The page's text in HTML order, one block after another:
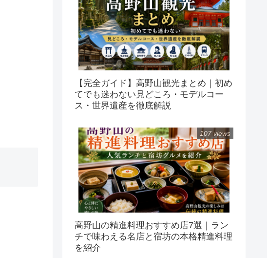
【完全ガイド】高野山観光まとめ｜初め
てでも迷わない見どころ・モデルコー
ス・世界遺産を徹底解説
高野山の精進料理おすすめ店7選｜ラン
チで味わえる名店と宿坊の本格精進料理
を紹介
107 views